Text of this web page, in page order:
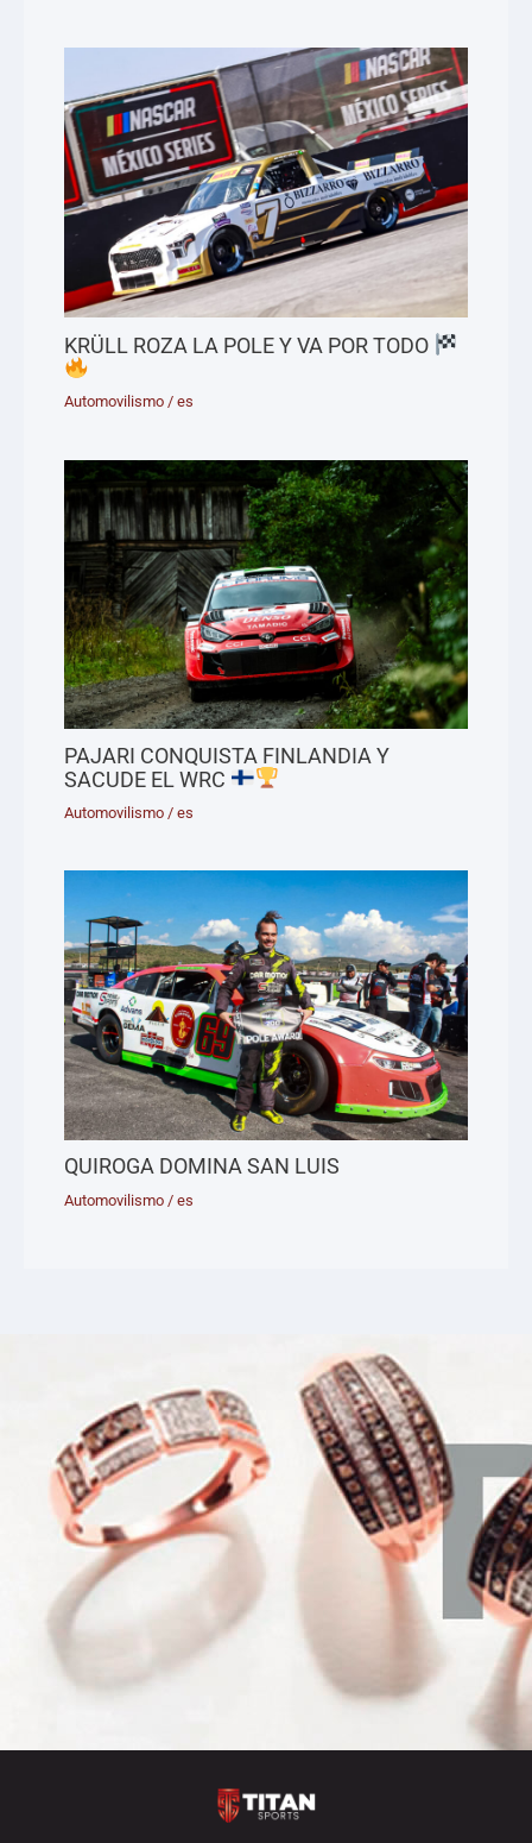
KRÜLL ROZA LA POLE Y VA POR TODO
Automovilismo /es
PAJARI CONQUISTA FINLANDIA Y
SACUDE EL WRC
Automovilismo /es
QUIROGA DOMINA SAN LUIS
Automovilismo /es